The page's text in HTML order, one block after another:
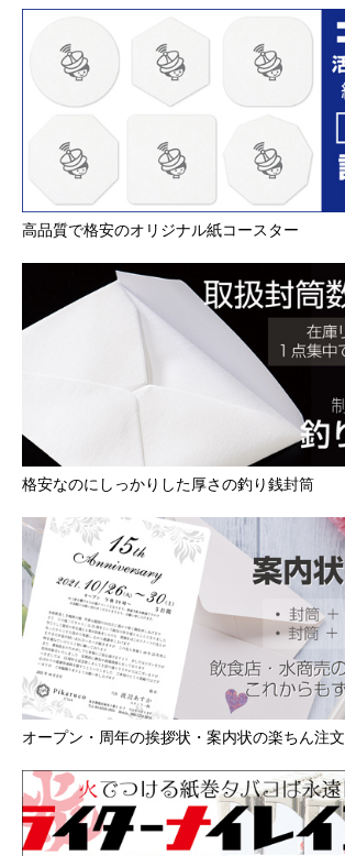
高品質で格安のオリジナル紙コースター
格安なのにしっかりした厚さの釣り銭封筒
オープン・周年の挨拶状・案内状の楽ちん注文